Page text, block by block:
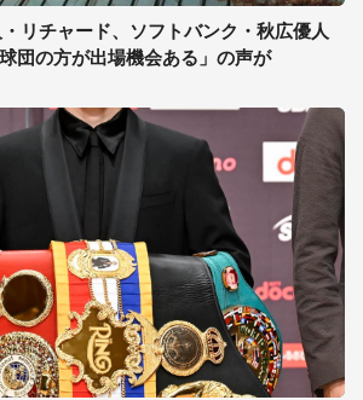
リチャード、ソフトバンク・秋広優人
団の方が出場機会ある」の声が